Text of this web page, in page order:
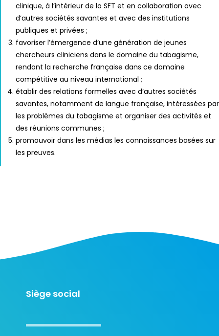
clinique, à l’intérieur de la SFT et en collaboration avec
d’autres sociétés savantes et avec des institutions
publiques et privées ;
favoriser l’émergence d’une génération de jeunes
chercheurs cliniciens dans le domaine du tabagisme,
rendant la recherche française dans ce domaine
compétitive au niveau international ;
établir des relations formelles avec d’autres sociétés
savantes, notamment de langue française, intéressées par
les problèmes du tabagisme et organiser des activités et
des réunions communes ;
promouvoir dans les médias les connaissances basées sur
les preuves.
Siège social